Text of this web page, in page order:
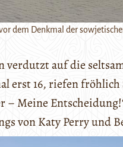
dem Denkmal der
verdutzt auf die
erst 16, riefen
– Meine
von Katy Perry und